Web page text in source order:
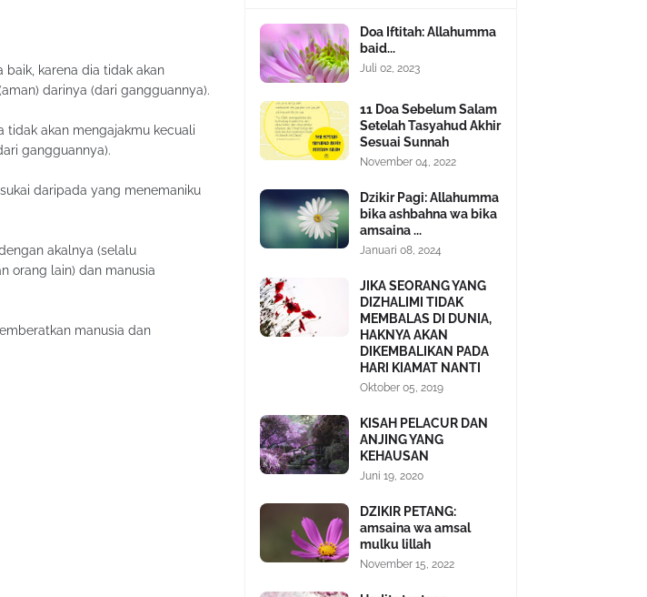
baik, karena dia tidak akan
darinya (dari gangguannya).
tidak akan mengajakmu kecuali
gangguannya).
daripada yang menemaniku
akalnya (selalu
orang lain) dan manusia
manusia dan
Doa Iftitah: Allahumma
baid...
Juli 02, 2023
11 Doa Sebelum Salam
Setelah Tasyahud Akhir
Sesuai Sunnah
November 04, 2022
Dzikir Pagi: Allahumma
bika ashbahna wa bika
amsaina ...
Januari 08, 2024
JIKA SEORANG YANG
DIZHALIMI TIDAK
MEMBALAS DI DUNIA,
HAKNYA AKAN
DIKEMBALIKAN PADA
HARI KIAMAT NANTI
Oktober 05, 2019
KISAH PELACUR DAN
ANJING YANG
KEHAUSAN
Juni 19, 2020
DZIKIR PETANG:
amsaina wa amsal
mulku lillah
November 15, 2022